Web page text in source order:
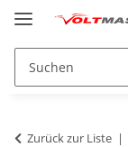
Zurück zur Liste